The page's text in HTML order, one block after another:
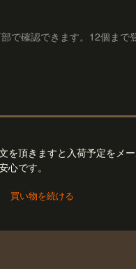
で確認できます。12個まで
を頂きますと入荷予定をメ
心です。
買い物を続ける